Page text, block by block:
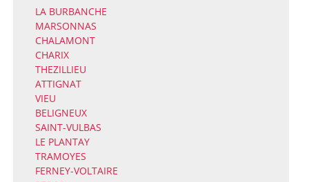
LA BURBANCHE
MARSONNAS
CHALAMONT
CHARIX
THEZILLIEU
ATTIGNAT
VIEU
BELIGNEUX
SAINT-VULBAS
LE PLANTAY
TRAMOYES
FERNEY-VOLTAIRE